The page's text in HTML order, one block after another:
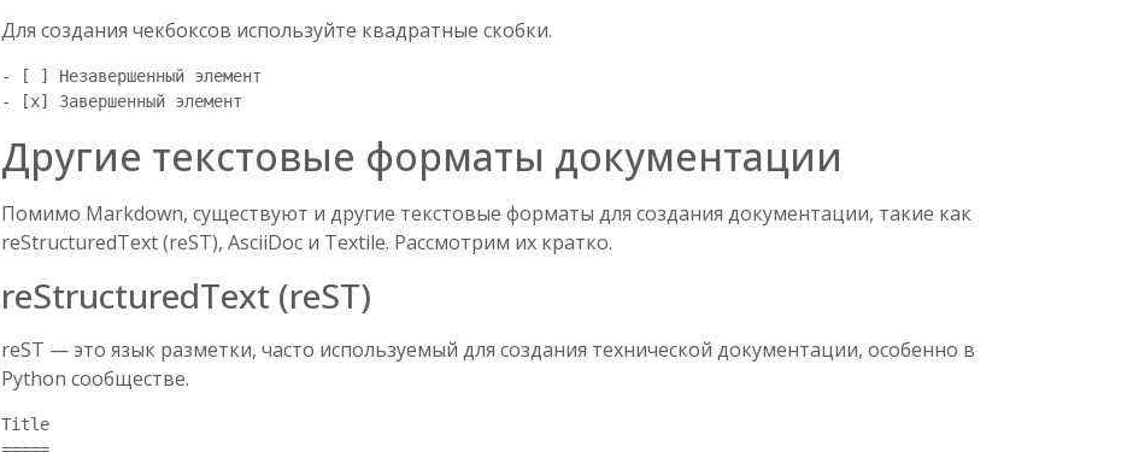
Для создания чекбоксов используйте квадратные скобки.
- [ ] Незавершенный элемент
Другие текстовые форматы документации
Помимо Markdown, существуют и другие текстовые форматы для создания документации, такие как
reStructuredText (reST), AsciiDoc и Textile. Рассмотрим их кратко.
reStructuredText (reST)
reST — это язык разметки, часто используемый для создания технической документации, особенно в
Python сообществе.
Title